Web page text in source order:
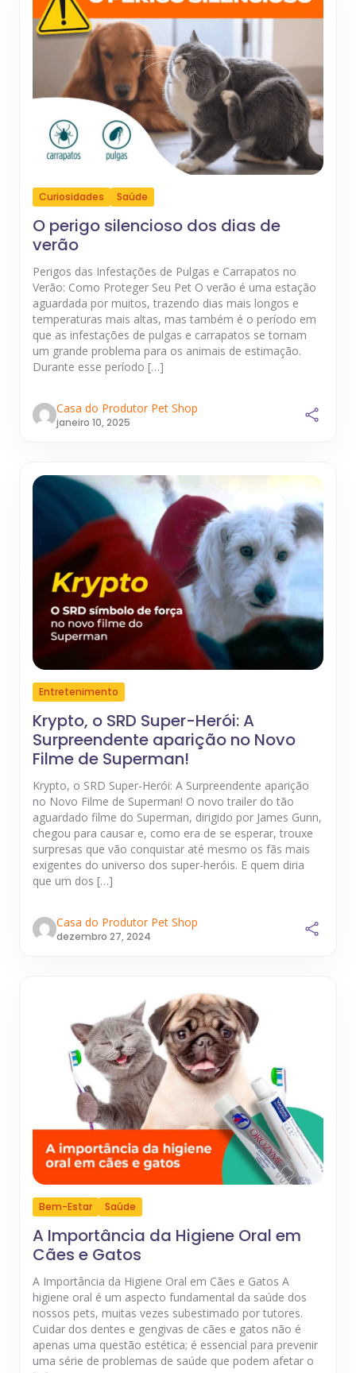
Curiosidades Saúde
O perigo silencioso dos dias de
verão
Perigos das Infestações de Pulgas e Carrapatos no
Verão: Como Proteger Seu Pet O verão é uma estação
aguardada por muitos, trazendo dias mais longos e
temperaturas mais altas, mas também é o período em
que as infestações de pulgas e carrapatos se tornam
um grande problema para os animais de estimação.
Durante esse período […]
Casa do Produtor Pet Shop
janeiro 10, 2025
Entretenimento
Krypto, o SRD Super-Herói: A
Surpreendente aparição no Novo
Filme de Superman!
Krypto, o SRD Super-Herói: A Surpreendente aparição
no Novo Filme de Superman! O novo trailer do tão
aguardado filme do Superman, dirigido por James Gunn,
chegou para causar e, como era de se esperar, trouxe
surpresas que vão conquistar até mesmo os fãs mais
exigentes do universo dos super-heróis. E quem diria
que um dos […]
Casa do Produtor Pet Shop
dezembro 27, 2024
Bem-Estar Saúde
A Importância da Higiene Oral em
Cães e Gatos
A Importância da Higiene Oral em Cães e Gatos A
higiene oral é um aspecto fundamental da saúde dos
nossos pets, muitas vezes subestimado por tutores.
Cuidar dos dentes e gengivas de cães e gatos não é
apenas uma questão estética; é essencial para prevenir
uma série de problemas de saúde que podem afetar o